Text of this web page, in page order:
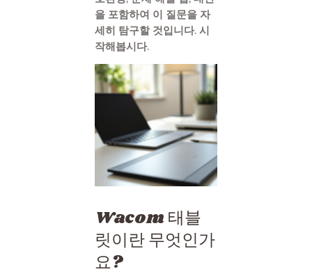
을 포함하여 이 질문을 자
세히 탐구할 것입니다. 시
작해봅시다.
Wacom 태블
릿이란 무엇인가
요?